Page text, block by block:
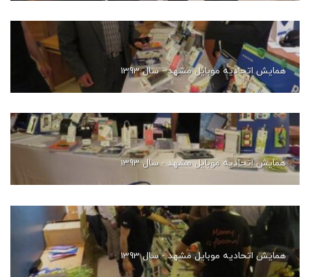
همایش اتحادیه موبایل مشهد - سال 1393
همایش اتحادیه موبایل مشهد - سال 1393
همایش اتحادیه موبایل مشهد - سال 1393